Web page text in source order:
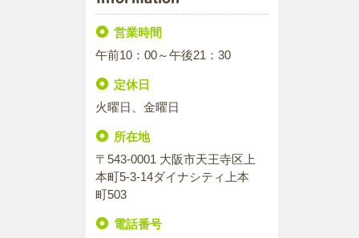
営業時間
午前10：00～午後21：30
定休日
火曜日、金曜日
所在地
〒543-0001 大阪市天王寺区上
本町5-3-14ダイナシティ上本
町503
電話番号